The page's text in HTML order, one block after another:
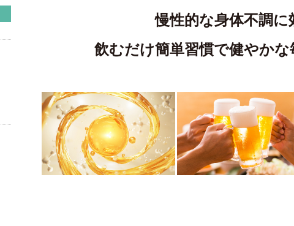
慢性的な身体不調に
飲むだけ簡単習慣で健やかな